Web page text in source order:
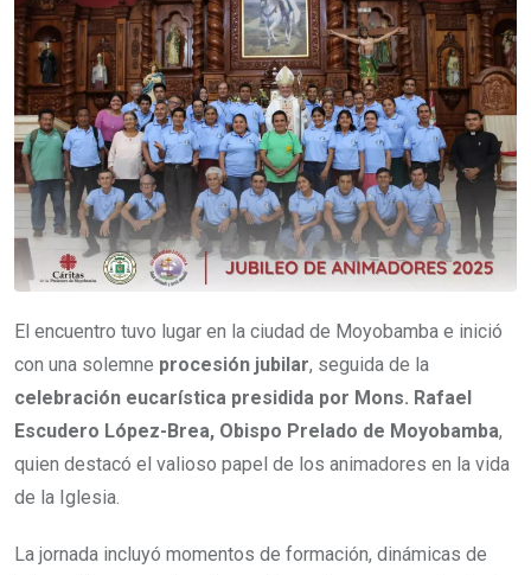
El encuentro tuvo lugar en la ciudad de Moyobamba e inició
con una solemne procesión jubilar, seguida de la
celebración eucarística presidida por Mons. Rafael
Escudero López-Brea, Obispo Prelado de Moyobamba,
quien destacó el valioso papel de los animadores en la vida
de la Iglesia.
La jornada incluyó momentos de formación, dinámicas de